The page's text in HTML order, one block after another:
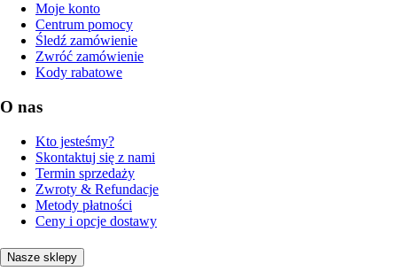
Moje konto
Centrum pomocy
Śledź zamówienie
Zwróć zamówienie
Kody rabatowe
O nas
Kto jesteśmy?
Skontaktuj się z nami
Termin sprzedaży
Zwroty & Refundacje
Metody płatności
Ceny i opcje dostawy
Nasze sklepy